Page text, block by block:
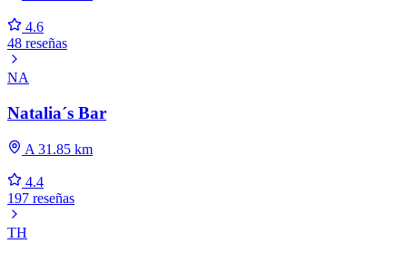
4.6
48 reseñas
NA
Natalia´s Bar
A 31.85 km
4.4
197 reseñas
TH